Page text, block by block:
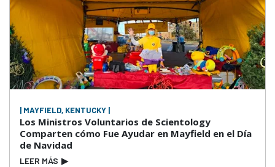
| MAYFIELD, KENTUCKY |
Los Ministros Voluntarios de Scientology
Comparten cómo Fue Ayudar en Mayfield en el Día
de Navidad
LEER MÁS ▶